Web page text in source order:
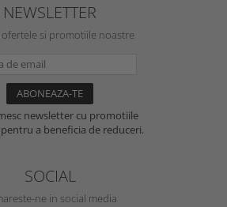
NEWSLETTER
ofertele si promotiile noastre
newsletter cu promotiile
a beneficia de reduceri.
SOCIAL
ne in social media